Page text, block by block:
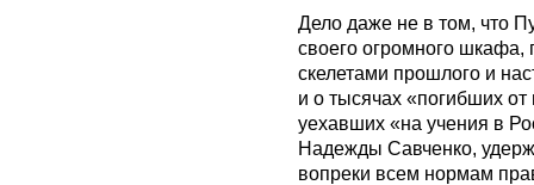
Дело даже не в том, что
своего огромного
скелетами прошлого и
и о тысячах «погибших от
уехавших «на учения в
Надежды Савченко,
вопреки всем нормам